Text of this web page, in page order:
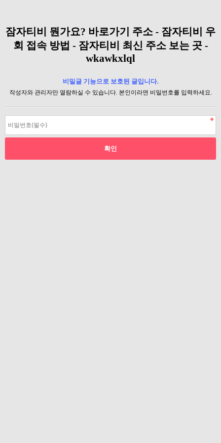
잠자티비 뭔가요? 바로가기 주소 - 잠자티비 우
회 접속 방법 - 잠자티비 최신 주소 보는 곳 -
wkawkxlql
비밀글 기능으로 보호된 글입니다.
작성자와 관리자만 열람하실 수 있습니다. 본인이라면 비밀번호를 입력하세요.